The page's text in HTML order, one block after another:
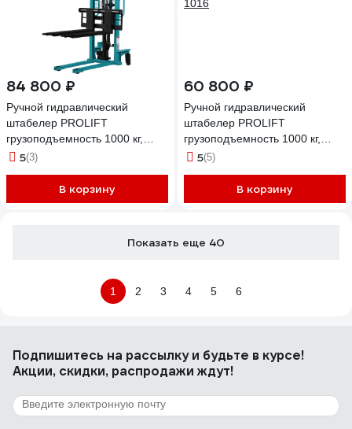
84 800 ₽
Ручной гидравлический
штабелер PROLIFT
грузоподъемность 1000 кг,
высота подъема 2500 мм TRV
5(3)
В корзину
60 800 ₽
Ручной гидравлический
штабелер PROLIFT
грузоподъемность 1000 кг,
высота подъема 1600 мм TRV
5(5)
В корзину
Показать еще 40
1 2 3 4 5 6
Подпишитесь на рассылкуи будьте в курсе!
Акции, скидки, распродажи ждут!